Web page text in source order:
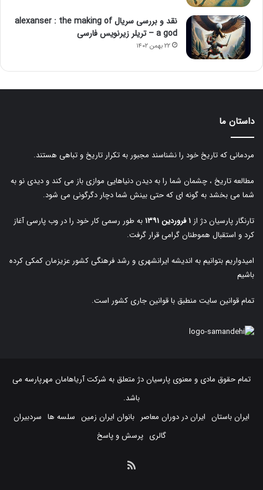
نقد و بررسی سریال alexanser : the making of
a god – تریلر زیرنویس فارسی
۲۲ بهمن ۱۴۰۲
داستان ما
مردمانی که تاریخ خود را نشناسند مجبور به تکرار تاریخ و تباهی هستند.
مطالعه تاریخ ، چشمان شما را به دیدن دنیاهایی موازی باز می کند و دیدی نو به
شما می بخشد به گونه ای که حتی بینش شما دچار دگرگونی می شود.
تارنگار پارسیان دژ از ۱ فروردین ۱۳۹۱
به طور رسمی کار خود را در وب پارسی آغاز
کرد و استقبال هموطنان گرامی قرار گرفت.
امیدواریم بتوانیم به اندیشه ایرانشهری و رشد فرهنگی کشور عزیزمان کمکی کرده
باشیم
تمام قوانین سایت منطبق با قوانین جاری کشور است.
تمام حقوق مادی و معنوی پارسیان دژ متعلق به شرکت آریاهامان مهرپارسه می
باشد.
ایران باستان ایران در دوران معاصر بانوان ایران زمین سلسه ها سردبیران
گالری پرسش و پاسخ
خوراک